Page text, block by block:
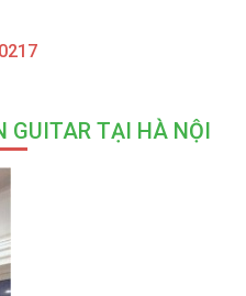
GUITAR TẠI HÀ NỘI